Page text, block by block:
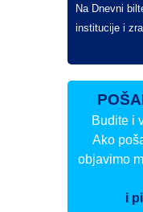
Na Dnevni
institucije i
Budite i
Ako
objavimo
i